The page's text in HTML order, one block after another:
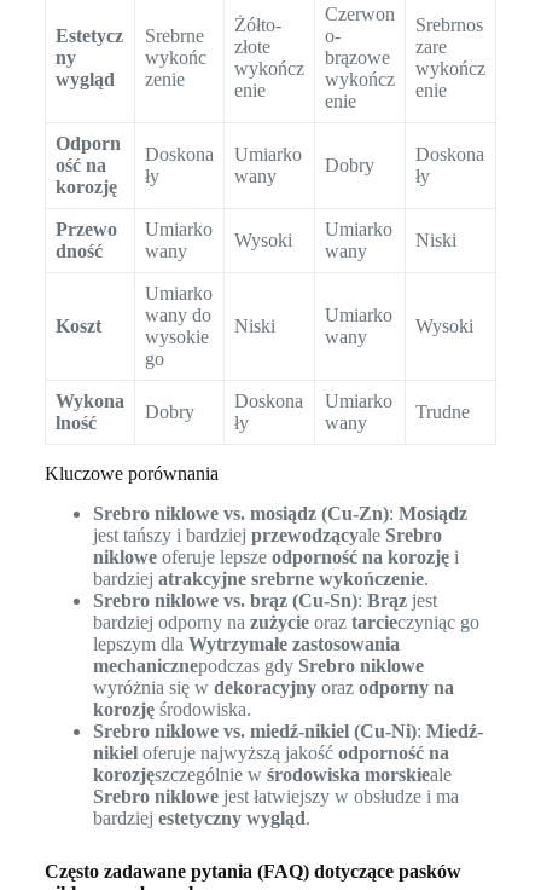
Estetycz
ny
wygląd
Srebrne
wykońc
zenie
Żółto-
złote
wykończ
enie
Czerwon
o-
brązowe
wykończ
enie
Srebrnos
zare
wykończ
enie
Odporn
ość na
korozję
Doskona
ły
Umiarko
wany
Dobry
Doskona
ły
Przewo
dność
Umiarko
wany
Wysoki
Umiarko
wany
Niski
Koszt
Umiarko
wany do
wysokie
go
Niski
Umiarko
wany
Wysoki
Wykona
lność
Dobry
Doskona
ły
Umiarko
wany
Trudne
Kluczowe porównania
Srebro niklowe vs. mosiądz (Cu-Zn): Mosiądz
jest tańszy i bardziej przewodzącyale Srebro
nikloweoferuje lepsze odporność na korozjęi
bardziej atrakcyjne srebrne wykończenie.
Srebro niklowe vs. brąz (Cu-Sn): Brązjest
bardziej odporny na zużycieoraz tarcieczyniąc go
lepszym dla Wytrzymałe zastosowania
mechanicznepodczas gdy Srebro niklowe
wyróżnia się w dekoracyjnyoraz odporny na
korozjęśrodowiska.
Srebro niklowe vs. miedź-nikiel (Cu-Ni): Miedź-
nikieloferuje najwyższą jakość odporność na
korozjęszczególnie w środowiska morskieale
Srebro niklowejest łatwiejszy w obsłudze i ma
bardziej estetyczny wygląd.
Często zadawane pytania (FAQ) dotyczące pasków